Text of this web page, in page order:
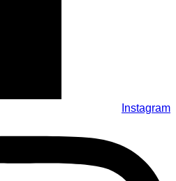
Instagram